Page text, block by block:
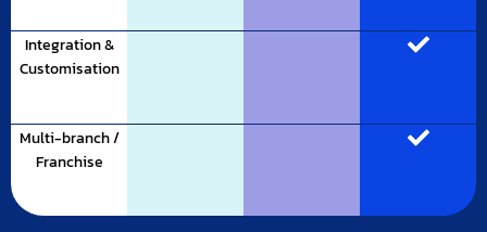
Integration &
Customisation
Multi-branch /
Franchise